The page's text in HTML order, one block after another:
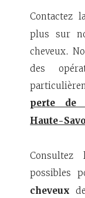
Contactez
plus sur
cheveux.
des
perte de
Haute-
Consultez
possibles
cheveux